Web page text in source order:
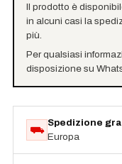
Il prodotto è
in alcuni casi la
più.
Per qualsiasi
disposizione su
⛟
Spedizione
Europa